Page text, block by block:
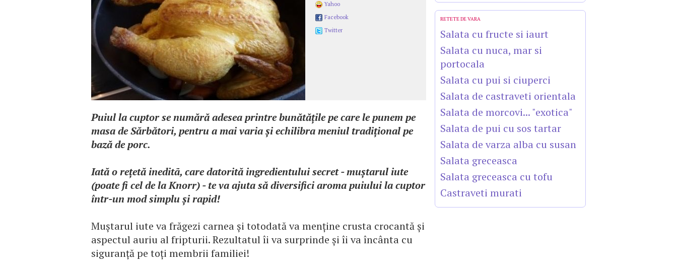
Yahoo
Facebook
Twitter
Puiul la cuptor se numără adesea printre bunătăţile pe care le punem pe
masa de Sărbători, pentru a mai varia şi echilibra meniul tradiţional pe
bază de porc.
Iată o reţetă ineditã, care datorită ingredientului secret - muştarul iute
(poate fi cel de la Knorr) - te va ajuta să diversifici aroma puiului la cuptor
într-un mod simplu şi rapid!
Muştarul iute va frăgezi carnea şi totodată va menţine crusta crocantă şi
aspectul auriu al fripturii. Rezultatul îi va surprinde şi îi va încânta cu
siguranţă pe toţi membrii familiei!
RETETE DE VARA
Salata cu fructe si iaurt
Salata cu nuca, mar si
portocala
Salata cu pui si ciuperci
Salata de castraveti orientala
Salata de morcovi... "exotica"
Salata de pui cu sos tartar
Salata de varza alba cu susan
Salata greceasca
Salata greceasca cu tofu
Castraveti murati